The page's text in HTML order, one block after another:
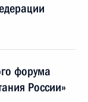
форума
России»